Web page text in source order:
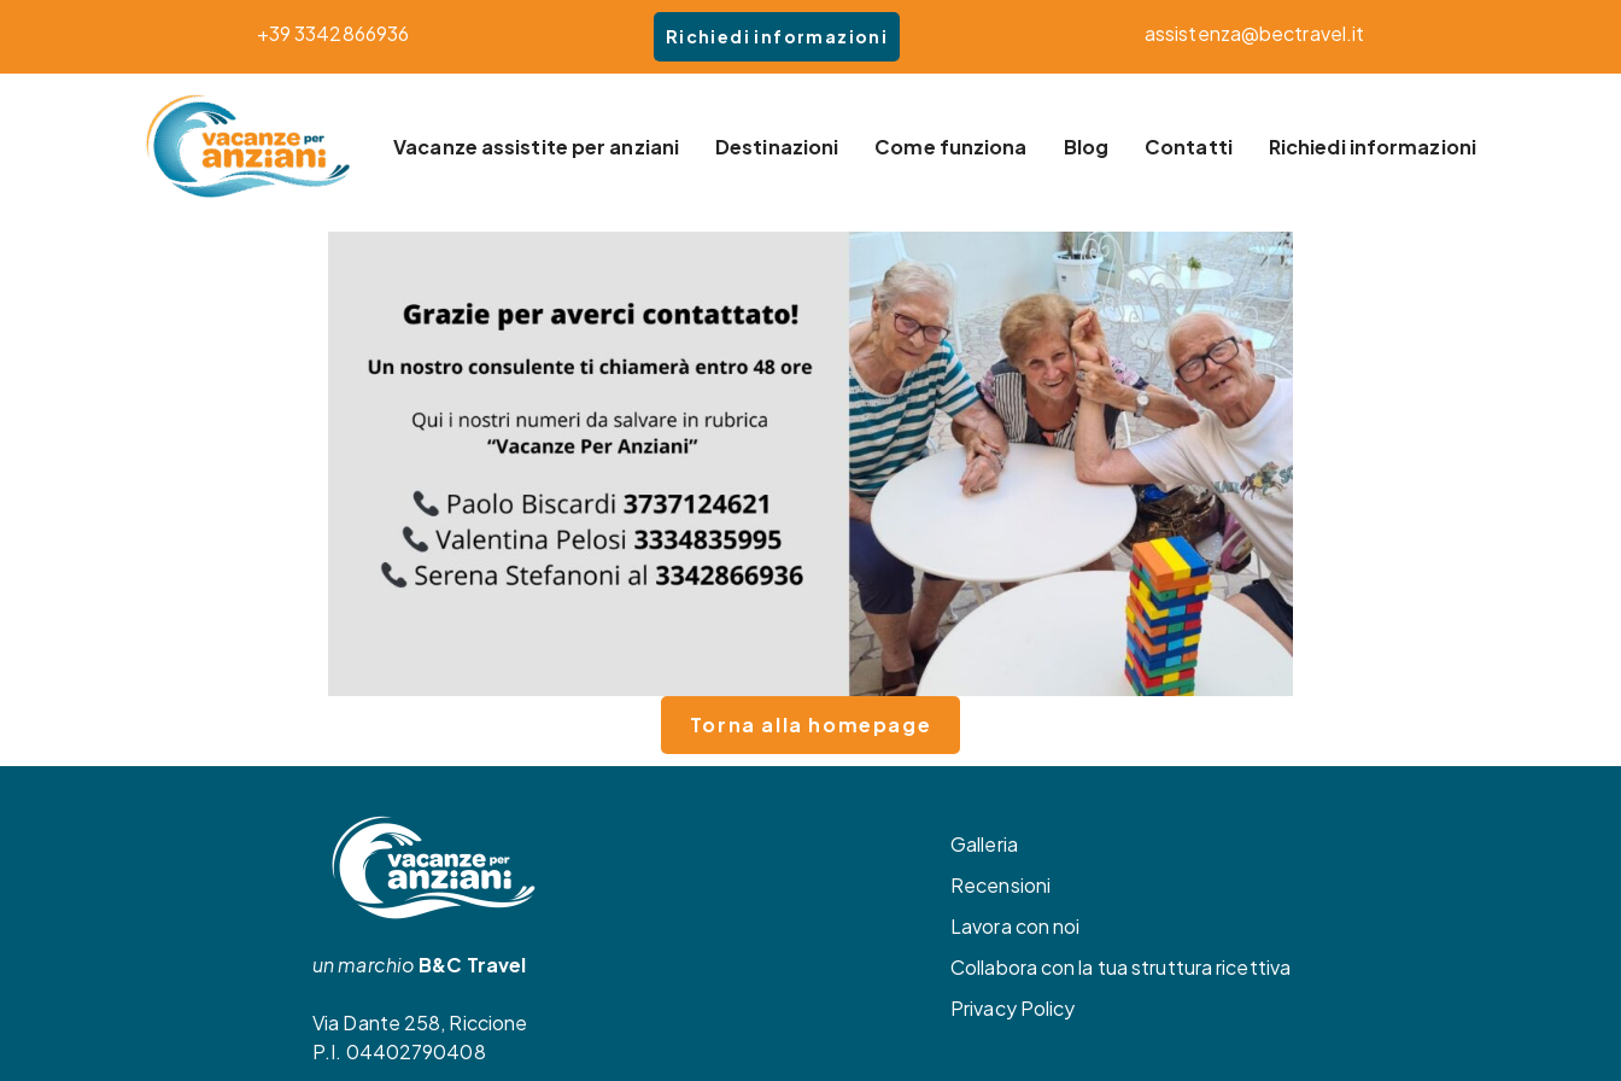
+39 3342866936 Richiedi informazioni assistenza@bectravel.it
Vacanze assistite per anziani Destinazioni Come funziona Blog Contatti Richiedi informazioni
Torna alla homepage
un marchio B&C Travel
Via Dante 258, Riccione
P.I. 04402790408
Galleria
Recensioni
Lavora con noi
Collabora con la tua struttura ricettiva
Privacy Policy